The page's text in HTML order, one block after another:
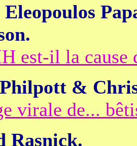
est-il la cause
&
virale de...
Rasnick.